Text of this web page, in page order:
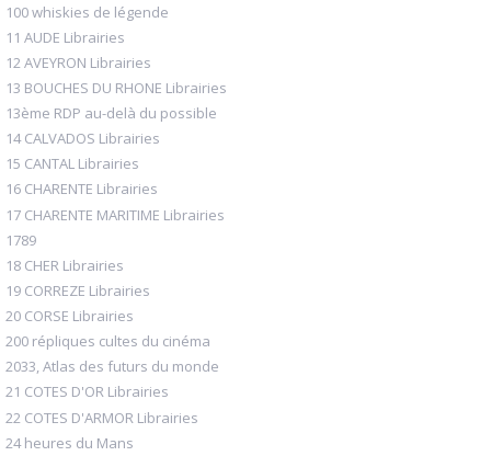
100 whiskies de légende
11 AUDE Librairies
12 AVEYRON Librairies
13 BOUCHES DU RHONE Librairies
13ème RDP au-delà du possible
14 CALVADOS Librairies
15 CANTAL Librairies
16 CHARENTE Librairies
17 CHARENTE MARITIME Librairies
1789
18 CHER Librairies
19 CORREZE Librairies
20 CORSE Librairies
200 répliques cultes du cinéma
2033, Atlas des futurs du monde
21 COTES D'OR Librairies
22 COTES D'ARMOR Librairies
24 heures du Mans